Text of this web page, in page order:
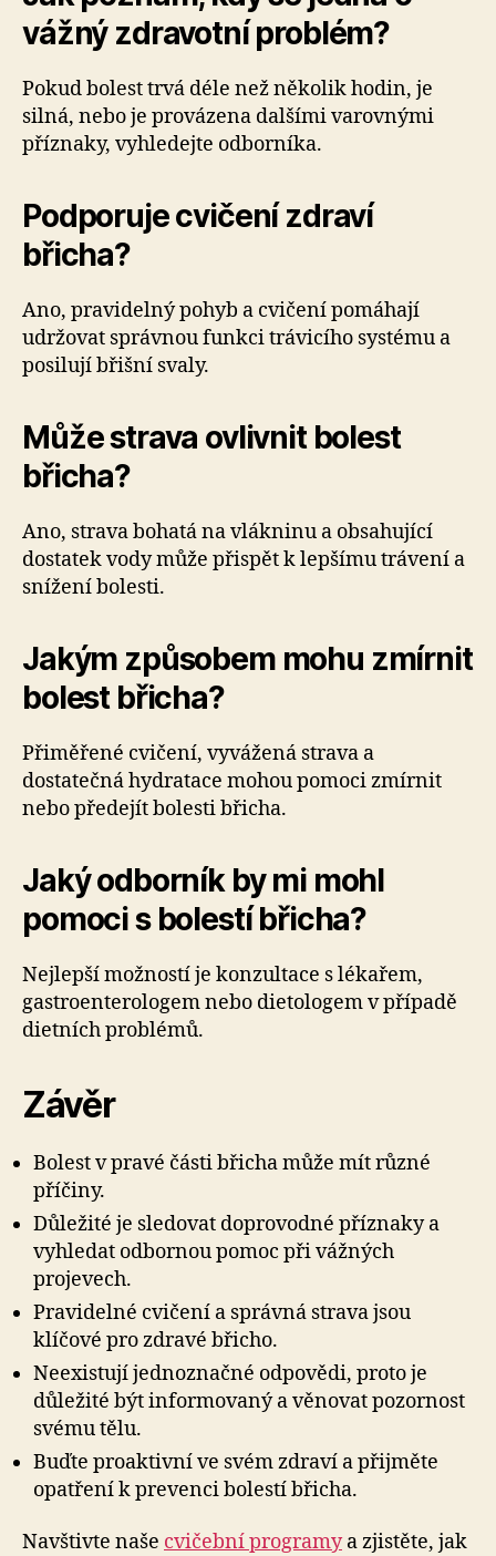
vážný zdravotní problém?
Pokud bolest trvá déle než několik hodin, je
silná, nebo je provázena dalšími varovnými
příznaky, vyhledejte odborníka.
Podporuje cvičení zdraví
břicha?
Ano, pravidelný pohyb a cvičení pomáhají
udržovat správnou funkci trávicího systému a
posilují břišní svaly.
Může strava ovlivnit bolest
břicha?
Ano, strava bohatá na vlákninu a obsahující
dostatek vody může přispět k lepšímu trávení a
snížení bolesti.
Jakým způsobem mohu zmírnit
bolest břicha?
Přiměřené cvičení, vyvážená strava a
dostatečná hydratace mohou pomoci zmírnit
nebo předejít bolesti břicha.
Jaký odborník by mi mohl
pomoci s bolestí břicha?
Nejlepší možností je konzultace s lékařem,
gastroenterologem nebo dietologem v případě
dietních problémů.
Závěr
Bolest v pravé části břicha může mít různé
příčiny.
Důležité je sledovat doprovodné příznaky a
vyhledat odbornou pomoc při vážných
projevech.
Pravidelné cvičení a správná strava jsou
klíčové pro zdravé břicho.
Neexistují jednoznačné odpovědi, proto je
důležité být informovaný a věnovat pozornost
svému tělu.
Buďte proaktivní ve svém zdraví a přijměte
opatření k prevenci bolestí břicha.
Navštivte naše cvičební programya zjistěte, jak